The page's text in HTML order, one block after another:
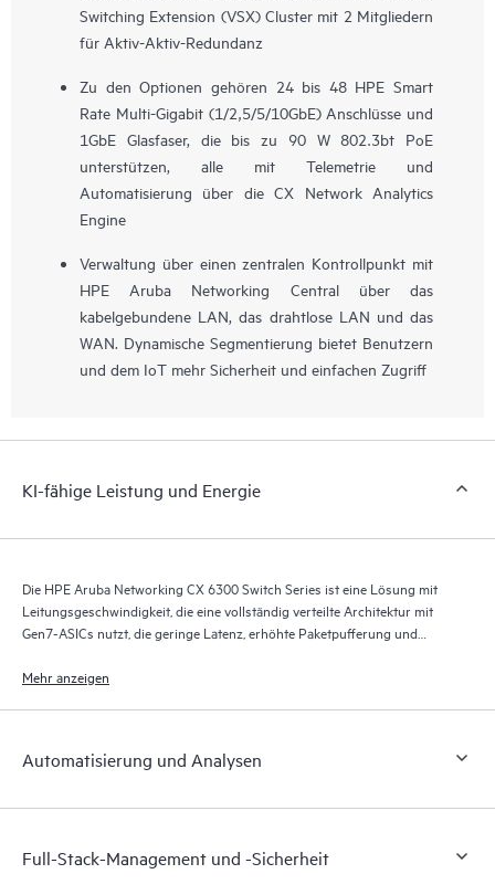
Switching Extension (VSX) Cluster mit 2 Mitgliedern
für Aktiv-Aktiv-Redundanz
Zu den Optionen gehören 24 bis 48 HPE Smart
Rate Multi-Gigabit (1/2,5/5/10GbE) Anschlüsse und
1GbE Glasfaser, die bis zu 90 W 802.3bt PoE
unterstützen, alle mit Telemetrie und
Automatisierung über die CX Network Analytics
Engine
Verwaltung über einen zentralen Kontrollpunkt mit
HPE Aruba Networking Central über das
kabelgebundene LAN, das drahtlose LAN und das
WAN. Dynamische Segmentierung bietet Benutzern
und dem IoT mehr Sicherheit und einfachen Zugriff
KI-fähige Leistung und Energie
Die HPE Aruba Networking CX 6300 Switch Series ist eine Lösung mit
Leitungsgeschwindigkeit, die eine vollständig verteilte Architektur mit
Gen7-ASICs nutzt, die geringe Latenz, erhöhte Paketpufferung und
Dinge)-Anforderungen bieten.
Mehr anzeigen
Automatisierung und Analysen
Full-Stack-Management und -Sicherheit